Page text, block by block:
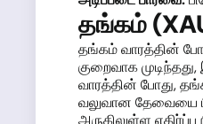
தங்கம்
தங்கம் வாரத்தின்
குறைவாக
வாரத்தின் போது,
வலுவான தேவையை